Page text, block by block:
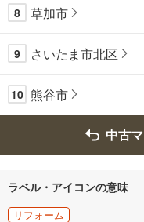
8 草加市
9 さいたま市北区
10 熊谷市
中古
ラベル・アイコンの意味
リフォーム